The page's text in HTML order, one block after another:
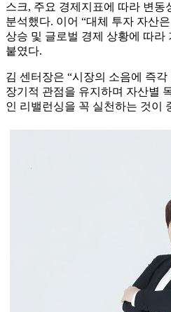
스크, 주요 경제지표에 따라 변동
분석했다. 이어 “대체 투자 자산
상승 및 글로벌 경제 상황에 따라
붙였다.
김 센터장은 “시장의 소음에 즉
장기적 관점을 유지하며 자산별
인 리밸런싱을 꼭 실천하는 것이